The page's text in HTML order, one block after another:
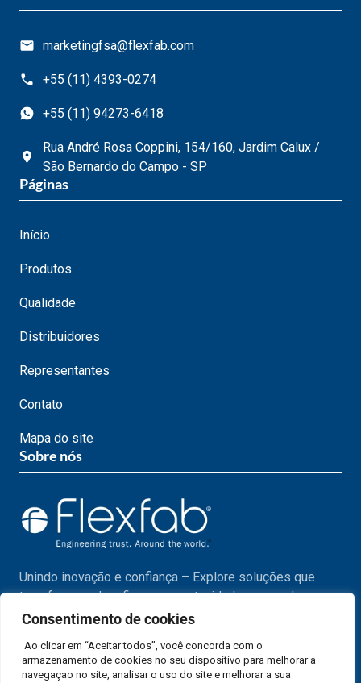
Consentimento de cookies
Ao clicar em “Aceitar todos”, você concorda com o
armazenamento de cookies no seu dispositivo para melhorar a
navegaçao no site, analisar o uso do site e melhorar a sua
marketingfsa@flexfab.com
+55 (11) 4393-0274
+55 (11) 94273-6418
Rua André Rosa Coppini, 154/160, Jardim Calux /
São Bernardo do Campo - SP
Páginas
Início
Produtos
Qualidade
Distribuidores
Representantes
Contato
Mapa do site
Sobre nós
Unindo inovação e confiança – Explore soluções que
transformam desafios em oportunidades em cada passo
do seu projeto.